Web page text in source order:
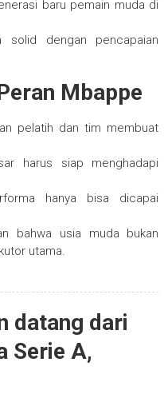
baru pemain muda di
solid dengan pencapaian
Mbappe
pelatih dan tim membuat
harus siap menghadapi
hanya bisa dicapai
bahwa usia muda bukan
utama.
datang dari
Serie A,